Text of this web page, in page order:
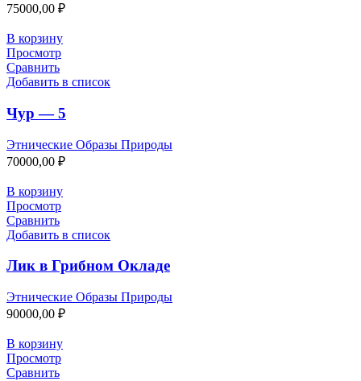
75000,00 ₽
В корзину
Просмотр
Сравнить
Добавить в список
Чур — 5
Этнические Образы Природы
70000,00 ₽
В корзину
Просмотр
Сравнить
Добавить в список
Лик в Грибном Окладе
Этнические Образы Природы
90000,00 ₽
В корзину
Просмотр
Сравнить